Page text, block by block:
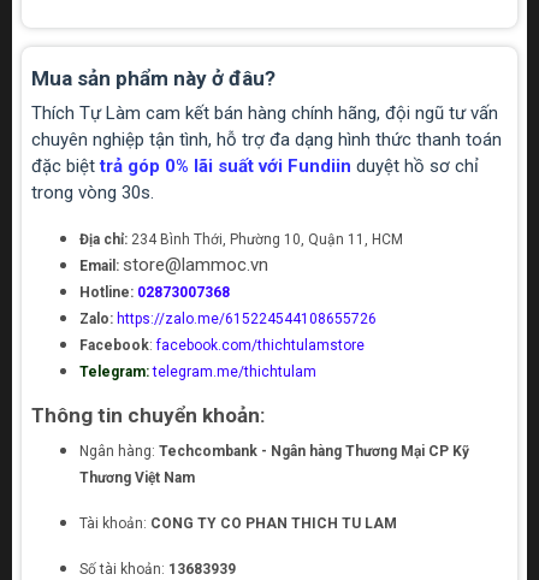
Mua sản phẩm này ở đâu?
Thích Tự Làm cam kết bán hàng chính hãng, đội ngũ tư vấn
chuyên nghiệp tận tình, hỗ trợ đa dạng hình thức thanh toán
đặc biệttrả góp 0% lãi suất với Fundiin duyệt hồ sơ chỉ
trong vòng 30s.
Địa chỉ: 234 Bình Thới, Phường 10, Quận 11, HCM
Email: store@lammoc.vn
Hotline: 02873007368
Zalo: https://zalo.me/615224544108655726
Facebook:facebook.com/thichtulamstore
Telegram: telegram.me/thichtulam
Thông tin chuyển khoản:
Ngân hàng: Techcombank - Ngân hàng Thương Mại CP Kỹ
Thương Việt Nam
Tài khoản: CONG TY CO PHAN THICH TU LAM
Số tài khoản: 13683939